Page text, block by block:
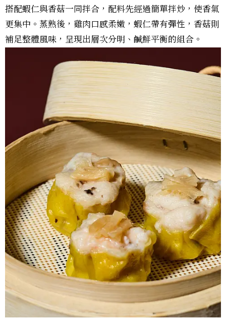
搭配蝦仁與香菇一同拌合，配料先經過簡單拌炒，使香氣
更集中。蒸熟後，雞肉口感柔嫩，蝦仁帶有彈性，香菇則
補足整體風味，呈現出層次分明、鹹鮮平衡的組合。